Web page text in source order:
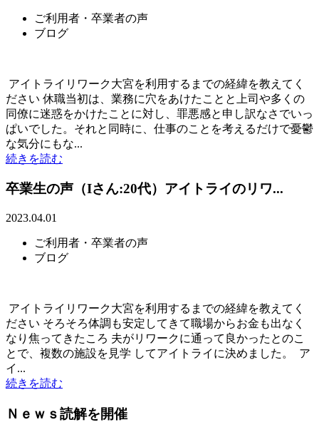
ご利用者・卒業者の声
ブログ
アイトライリワーク大宮を利用するまでの経緯を教えてく
ださい 休職当初は、業務に穴をあけたことと上司や多くの
同僚に迷惑をかけたことに対し、罪悪感と申し訳なさでいっ
ぱいでした。それと同時に、仕事のことを考えるだけで憂鬱
な気分にもな...
続きを読む
卒業生の声（Iさん:20代）アイトライのリワ...
2023.04.01
ご利用者・卒業者の声
ブログ
アイトライリワーク大宮を利用するまでの経緯を教えてく
ださい そろそろ体調も安定してきて職場からお金も出なく
なり焦ってきたころ 夫がリワークに通って良かったとのこ
とで、複数の施設を見学 してアイトライに決めました。 ア
イ...
続きを読む
Ｎｅｗｓ読解を開催